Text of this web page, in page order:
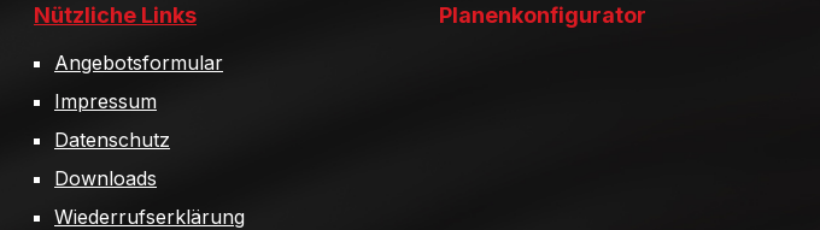
Nützliche Links
Angebotsformular
Impressum
Datenschutz
Downloads
Wiederrufserklärung
Planenkonfigurator